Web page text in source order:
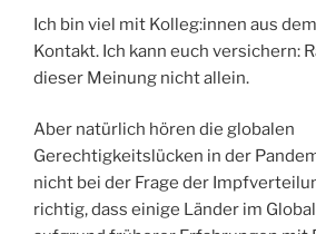
Ich bin viel mit Kolleg:innen aus
Kontakt. Ich kann euch versichern:
dieser Meinung nicht allein.
Aber natürlich hören die globalen
Gerechtigkeitslücken in der
nicht bei der Frage der
richtig, dass einige Länder im